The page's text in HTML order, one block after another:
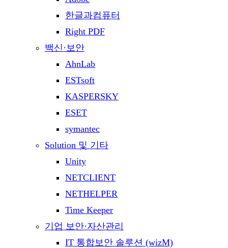
한글과컴퓨터
Right PDF
백신·보안
AhnLab
ESTsoft
KASPERSKY
ESET
symantec
Solution 및 기타
Unity
NETCLIENT
NETHELPER
Time Keeper
기업 보안·자산관리
IT 통합보안 솔루션 (wizM)